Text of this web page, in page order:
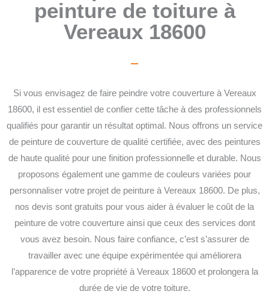
peinture de toiture à
Vereaux 18600
Si vous envisagez de faire peindre votre couverture à Vereaux
18600, il est essentiel de confier cette tâche à des professionnels
qualifiés pour garantir un résultat optimal. Nous offrons un service
de peinture de couverture de qualité certifiée, avec des peintures
de haute qualité pour une finition professionnelle et durable. Nous
proposons également une gamme de couleurs variées pour
personnaliser votre projet de peinture à Vereaux 18600. De plus,
nos devis sont gratuits pour vous aider à évaluer le coût de la
peinture de votre couverture ainsi que ceux des services dont
vous avez besoin. Nous faire confiance, c’est s’assurer de
travailler avec une équipe expérimentée qui améliorera
l’apparence de votre propriété à Vereaux 18600 et prolongera la
durée de vie de votre toiture.